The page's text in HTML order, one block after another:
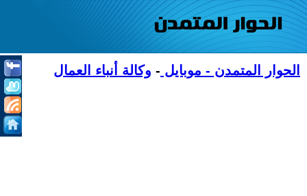
الحوار المتمدن - موبايل - وكالة أنباء العمال